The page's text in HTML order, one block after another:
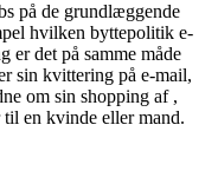
på de grundlæggende
hvilken byttepolitik e-
er det på samme måde
sin kvittering på e-mail,
om sin shopping af ,
en kvinde eller mand.